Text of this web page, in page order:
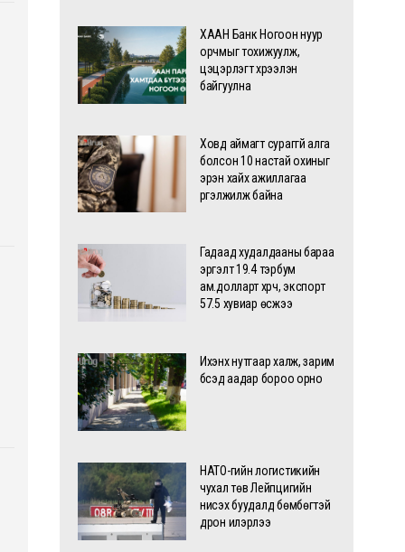
ХААН Банк Ногоон нуур
орчмыг тохижуулж,
цэцэрлэгт хүрээлэн
байгуулна
Ховд аймагт сураггүй алга
болсон 10 настай охиныг
эрэн хайх ажиллагаа
үргэлжилж байна
Гадаад худалдааны бараа
эргэлт 19.4 тэрбум
ам.долларт хүрч, экспорт
57.5 хувиар өсжээ
Ихэнх нутгаар халж, зарим
бүсэд аадар бороо орно
НАТО-гийн логистикийн
чухал төв Лейпцигийн
нисэх буудалд бөмбөгтэй
дрон илэрлээ